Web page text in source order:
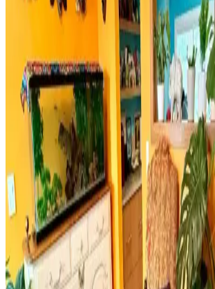
Evesen ve Linadora bambu stor perdelerinin
kullanım kolaylığı açısından detaylı
seçeneği belirlemenize yardımcı olur.
Bosch TSM6A011W ve Musullu
Öğütücü Karşılaştırması
Bosch TSM6A011W ve Musullu kahve ve
arasındaki farklar, özellikler ve kullanıcı
seçimi yapmanıza yardımcı olur.
Retro Ahşap Poster Karşılaştırması:
Getirmek Yasaktır ve Edebiyat
İki farklı retro ahşap poster ürününü
getirmek yasaktır yazılı poster ve edebiyat
kullanım açısından detaylı analizlerle ev
soluk getiriyor.
Milwaukee Alüminyum Şerit Metre
Dayanıklı ve Hassas Profesyonel